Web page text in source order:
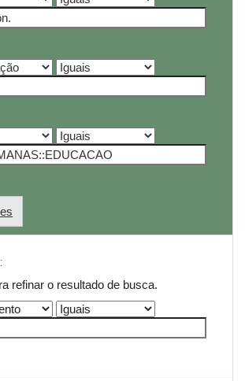
refinar o resultado de busca.